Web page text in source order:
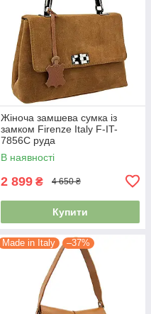
Жіноча замшева сумка із
замком Firenze Italy F-IT-
7856C руда
В наявності
2 899 ₴ 4 650 ₴
Купити
Made in Italy –37%